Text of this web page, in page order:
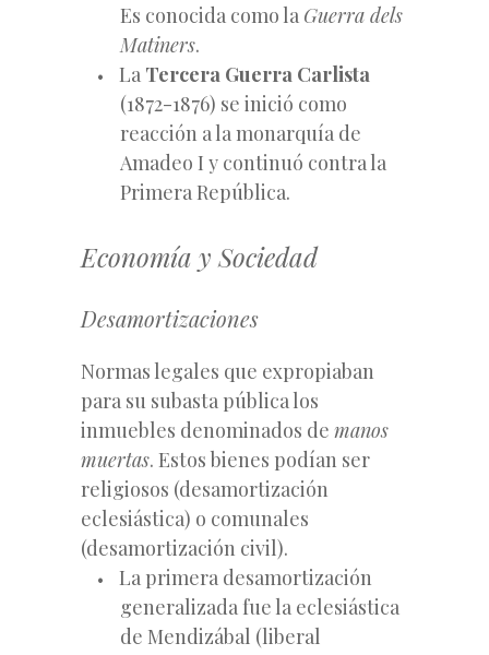
Es conocida como la Guerra dels
Matiners.
La Tercera Guerra Carlista
(1872-1876) se inició como
reacción a la monarquía de
Amadeo I y continuó contra la
Primera República.
Economía y Sociedad
Desamortizaciones
Normas legales que expropiaban
para su subasta pública los
inmuebles denominados de manos
muertas. Estos bienes podían ser
religiosos (desamortización
eclesiástica) o comunales
(desamortización civil).
La primera desamortización
generalizada fue la eclesiástica
de Mendizábal (liberal